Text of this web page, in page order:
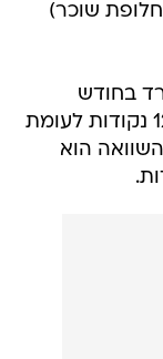
שוכר)
בחודש
פברואר 2024 ב-0.2% והגיע ל-129.9 נקודות לעומת
הוא